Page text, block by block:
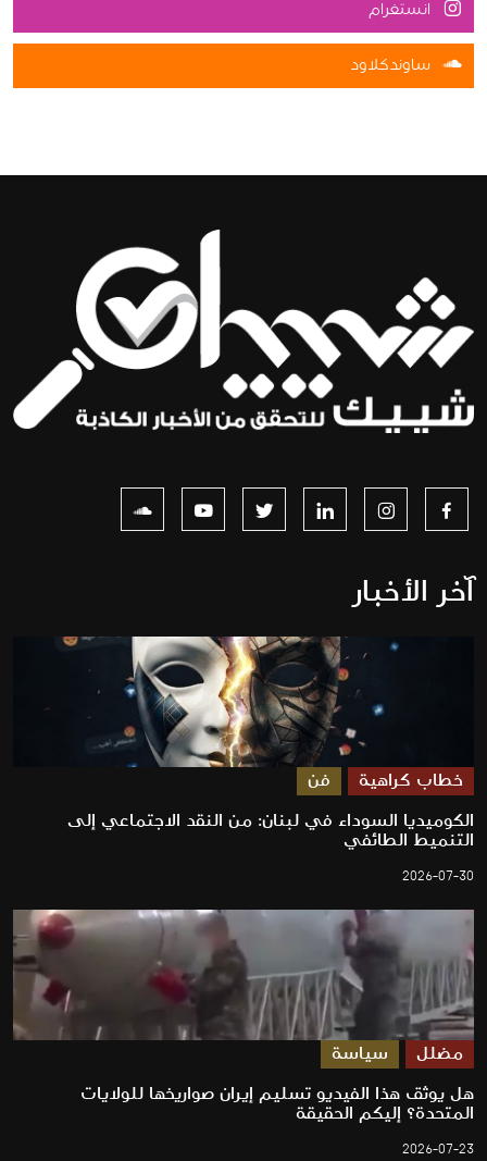
انستغرام
ساوندكلاود
آخر الأخبار
خطاب كراهية فن
الكوميديا السوداء في لبنان: من النقد الاجتماعي إلى
التنميط الطائفي
2026-07-30
مضلل سياسة
هل يوثق هذا الفيديو تسليم إيران صواريخها للولايات
المتحدة؟ إليكم الحقيقة
2026-07-23